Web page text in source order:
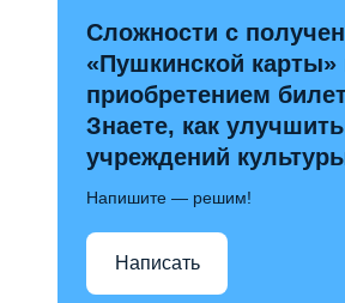
Сложности с
«Пушкинской карты»
приобретением
Знаете, как
учреждений
Напишите — решим!
Написать